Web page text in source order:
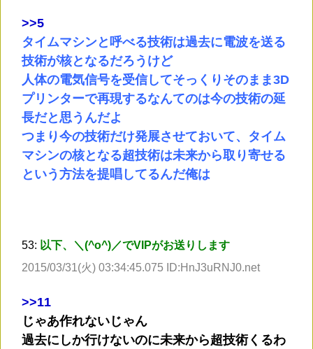
>>5
タイムマシンと呼べる技術は過去に電波を送る
技術が核となるだろうけど
人体の電気信号を受信してそっくりそのまま3D
プリンターで再現するなんてのは今の技術の延
長だと思うんだよ
つまり今の技術だけ発展させておいて、タイム
マシンの核となる超技術は未来から取り寄せる
という方法を提唱してるんだ俺は
53: 以下、＼(^o^)／でVIPがお送りします
2015/03/31(火) 03:34:45.075 ID:HnJ3uRNJ0.net
>>11
じゃあ作れないじゃん
過去にしか行けないのに未来から超技術くるわ